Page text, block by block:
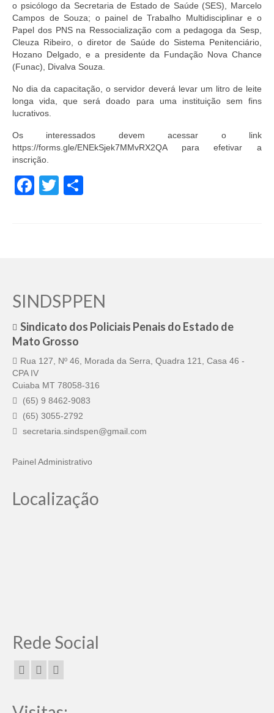
o psicólogo da Secretaria de Estado de Saúde (SES), Marcelo
Campos de Souza; o painel de Trabalho Multidisciplinar e o
Papel dos PNS na Ressocialização com a pedagoga da Sesp,
Cleuza Ribeiro, o diretor de Saúde do Sistema Penitenciário,
Hozano Delgado, e a presidente da Fundação Nova Chance
(Funac), Divalva Souza.
No dia da capacitação, o servidor deverá levar um litro de leite
longa vida, que será doado para uma instituição sem fins
lucrativos.
Os interessados devem acessar o link
https://forms.gle/ENEkSjek7MMvRX2QA para efetivar a
inscrição.
Facebook
Twitter
SINDSPPEN
Sindicato dos Policiais Penais do Estado de
Mato Grosso
Rua 127, Nº 46, Morada da Serra, Quadra 121, Casa 46 -
CPA IV
Cuiaba MT 78058-316
(65) 9 8462-9083
(65) 3055-2792
secretaria.sindspen@gmail.com
Painel Administrativo
Localização
Rede Social